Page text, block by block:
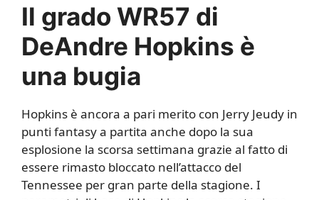
Il grado WR57 di
DeAndre Hopkins è
una bugia
Hopkins è ancora a pari merito con Jerry Jeudy in
punti fantasy a partita anche dopo la sua
esplosione la scorsa settimana grazie al fatto di
essere rimasto bloccato nell’attacco del
Tennessee per gran parte della stagione. I